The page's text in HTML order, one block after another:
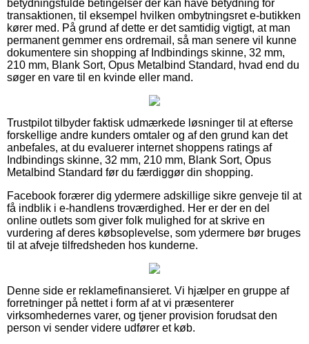
betydningsfulde betingelser der kan have betydning for
transaktionen, til eksempel hvilken ombytningsret e-butikken
kører med. På grund af dette er det samtidig vigtigt, at man
permanent gemmer ens ordremail, så man senere vil kunne
dokumentere sin shopping af Indbindings skinne, 32 mm,
210 mm, Blank Sort, Opus Metalbind Standard, hvad end du
søger en vare til en kvinde eller mand.
Trustpilot tilbyder faktisk udmærkede løsninger til at efterse
forskellige andre kunders omtaler og af den grund kan det
anbefales, at du evaluerer internet shoppens ratings af
Indbindings skinne, 32 mm, 210 mm, Blank Sort, Opus
Metalbind Standard før du færdiggør din shopping.
Facebook forærer dig ydermere adskillige sikre genveje til at
få indblik i e-handlens troværdighed. Her er der en del
online outlets som giver folk mulighed for at skrive en
vurdering af deres købsoplevelse, som ydermere bør bruges
til at afveje tilfredsheden hos kunderne.
Denne side er reklamefinansieret. Vi hjælper en gruppe af
forretninger på nettet i form af at vi præsenterer
virksomhedernes varer, og tjener provision forudsat den
person vi sender videre udfører et køb.